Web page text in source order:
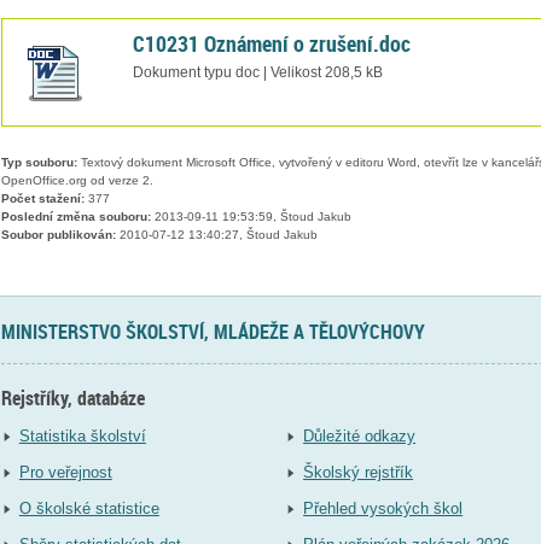
C10231 Oznámení o zrušení.doc
Dokument typu doc | Velikost 208,5 kB
Typ souboru:Textový dokument Microsoft Office, vytvořený v editoru Word, otevřít lze v
OpenOffice.org od verze 2.
Počet stažení:377
Poslední změna souboru:2013-09-11 19:53:59, Štoud Jakub
Soubor publikován:2010-07-12 13:40:27, Štoud Jakub
MINISTERSTVO ŠKOLSTVÍ, MLÁDEŽE A TĚLOVÝCHOVY
Rejstříky, databáze
Statistika školství
Pro veřejnost
O školské statistice
Důležité odkazy
Školský rejstřík
Přehled vysokých škol